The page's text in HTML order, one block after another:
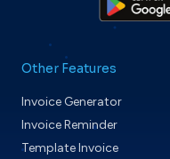
Other Features
Invoice Generator
Invoice Reminder
Template Invoice